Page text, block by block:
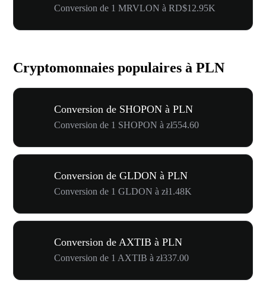
Conversion de 1 MRVLON à RD$12.95K
Cryptomonnaies populaires à PLN
Conversion de SHOPON à PLN
Conversion de 1 SHOPON à zł554.60
Conversion de GLDON à PLN
Conversion de 1 GLDON à zł1.48K
Conversion de AXTIB à PLN
Conversion de 1 AXTIB à zł337.00